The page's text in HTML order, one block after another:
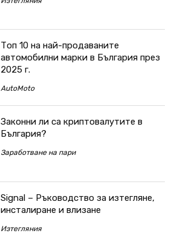
Топ 10 на най-продаваните
автомобилни марки в България през
2025 г.
AutoMoto
Законни ли са криптовалутите в
България?
Заработване на пари
Signal – Ръководство за изтегляне,
инсталиране и влизане
Изтегляния